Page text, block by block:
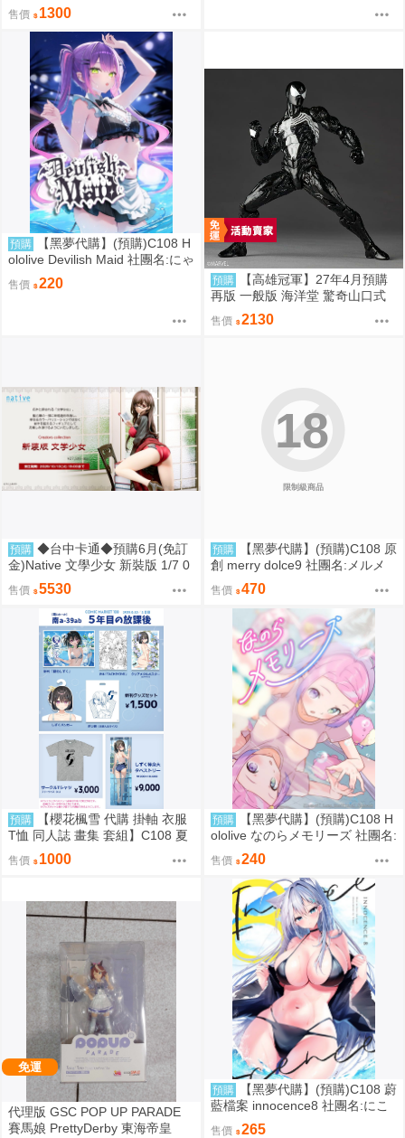
026 精品組 0814
售價 1300
預購
【黑夢代購】(預購)C108 H
ololive Devilish Maid 社團名:にゃ
ろめのちゅーる 繪師:にゃろめ
售價 220 預購
【高雄冠軍】27年4月預購
再版 一般版 海洋堂 驚奇山口式
黑色戰衣蜘蛛人 共生體蜘蛛人 免
訂金0928
售價 2130
預購 ◆台中卡通◆預購6月(免訂
金)Native 文學少女 新裝版 1/7 0
917
售價 5530
限制級商品
18
預購
【黑夢代購】(預購)C108 原
創 merry dolce9 社團名:メルメ
リー 繪師:三つ葉ちょこ
售價 470
預購
【櫻花楓雪 代購 掛軸 衣服
T恤 同人誌 畫集 套組】C108 夏
色しずく カントク 監督 5年目の
放課後
售價 1000
預購
【黑夢代購】(預購)C108 H
ololive なのらメモリーズ 社團名:
たこあげ日和 繪師:たこあげ
售價 240
免運
代理版 GSC POP UP PARADE
賽馬娘 PrettyDerby 東海帝皇
預購
【黑夢代購】(預購)C108 蔚
藍檔案 innocence8 社團名:にこ
にこげんき 繪師:子野日
售價 265